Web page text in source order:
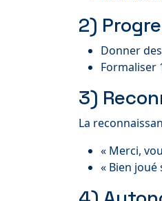
2)
Donner
Formaliser
3)
La
« Merci,
« Bien joué